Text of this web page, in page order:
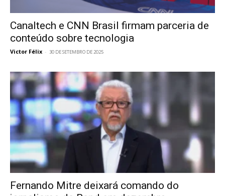
Canaltech e CNN Brasil firmam parceria de
conteúdo sobre tecnologia
Victor Félix - 30 DE SETEMBRO DE 2025
Fernando Mitre deixará comando do